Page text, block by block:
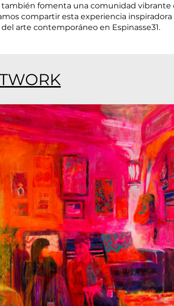
también fomenta una comunidad vibrante
compartir esta experiencia
arte contemporáneo en Espinasse31.